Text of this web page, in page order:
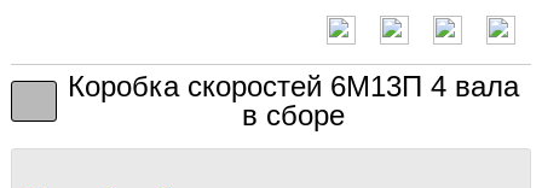
Коробка скоростей 6М13П 4 вала
в сборе